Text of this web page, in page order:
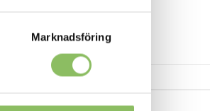
Marknadsföring